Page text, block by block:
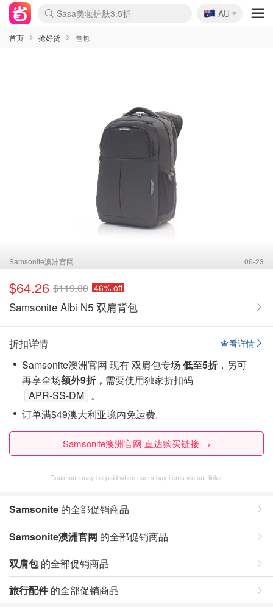
lululemon折扣上新
Sasa美妆护肤3.5折
SSENSE年中3折
FreshBeauty好价汇总
Cettire降价+叠9折
Farfetch折上8折
WWS Coles超市实拍
viagogo二手票捡漏
Myer清仓1折起
The Outnet奢牌1折起
David Jones 3折起
Flannels大牌1折
Perfumes Club护肤1折
AMIRO返校季6.2折
Oweek抽奖送Airpods
Amazon折扣汇总
eToro入金$200送$50
Amazon数码好物
ICONIC本周7.5折
ThedoubleF高奢地板价
Moose Knuckles 6折
丝芙兰5折起
EUFY官网3.7折起
Selenichast首饰2折
Trip机票酒店促销
YSL送5件彩妆礼
Amazon家居好物
BIGBANG巡演开票
David Jones时尚3折
Amazon美妆护肤
雅漾大喷$8
过敏原检测盒$33
伊索独家赠50ml沐浴露
科颜氏清仓3折
SEALIFE海洋馆门票6折
丝塔芙大白罐$16
订阅Newsletter送香薰
Cult Beauty 6.8折
Harrods圣诞日历2.3折
LN-CC奢牌私促3折
d'Alba空姐喷雾$16
EVE LOM套装逆天2折
Bernardelli独家4折
Adore Beauty 6折起
CT圣诞日历
Mytheresa奢品2.7折
Luxury Escapes 9折
Currentbody美容仪9折
卡诗9折+赠4件礼
MOON Garden Live
🇦🇺
AU
首页 抢好货 包包
Samsonite澳洲官网 06-23
$64.26 $119.00 46% off
Samsonite Albi N5 双肩背包
查看详情
折扣详情
Samsonite澳洲官网 现有 双肩包专场 低至5折 ，另可
再享全场额外9折， 需要使用独家折扣码
APR-SS-DM 。
订单满$49澳大利亚境内免运费。
Samsonite澳洲官网 直达购买链接 →
Dealmoon may be paid when users buy items via our links.
Samsonite 的全部促销商品
Samsonite澳洲官网 的全部促销商品
双肩包的全部促销商品
旅行配件的全部促销商品